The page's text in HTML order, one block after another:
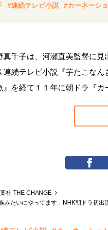
#連続テレビ小説 #カーネーシ
真千子は、河瀬直美監督に
連続テレビ小説『芋たこな
』を経て１１年に朝ドラ『
社 THE CHANGE
みたいにやってます」NHK朝ドラ初